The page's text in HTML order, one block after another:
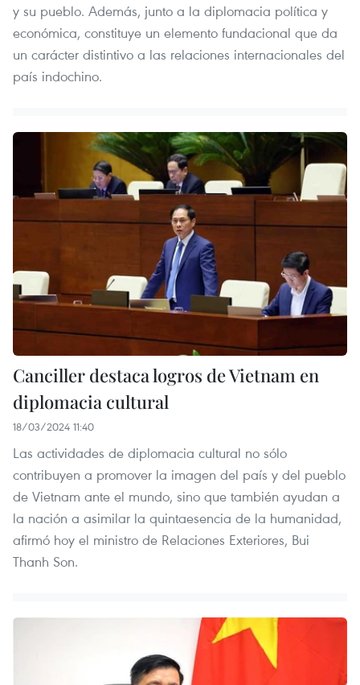
y su pueblo. Además, junto a la diplomacia política y
económica, constituye un elemento fundacional que da
un carácter distintivo a las relaciones internacionales del
país indochino.
Canciller destaca logros de Vietnam en
diplomacia cultural
18/03/2024 11:40
Las actividades de diplomacia cultural no sólo
contribuyen a promover la imagen del país y del pueblo
de Vietnam ante el mundo, sino que también ayudan a
la nación a asimilar la quintaesencia de la humanidad,
afirmó hoy el ministro de Relaciones Exteriores, Bui
Thanh Son.